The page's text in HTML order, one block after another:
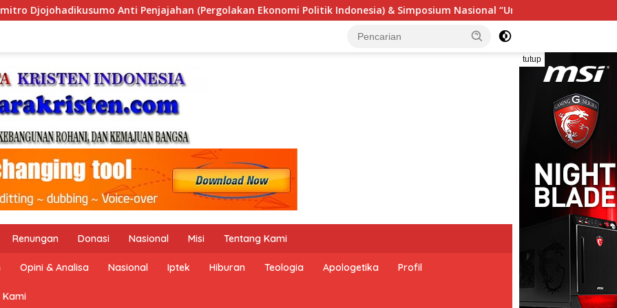
Ekonomi Politik Indonesia) & Simposium Nasional “Urgensi Undang-Undang Perekonomian Nasional dan
tutup
Renungan Donasi Nasional Misi Tentang Kami
Opini & Analisa Nasional Iptek Hiburan Teologia Apologetika Profil
Kami